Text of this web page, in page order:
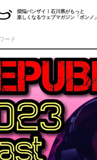
煩悩バンザイ！石川県がもっと
楽しくなるウェブマガジン「ボンノ」